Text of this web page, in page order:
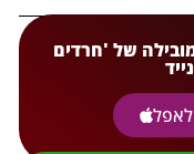
של 'חרדים
לאפל